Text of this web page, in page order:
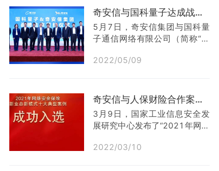
建设综合改革。项目内容1.网络
安全...
运营服务新生态。根据协议，双
方将整合自身优势资源，提升信
息化服务业务品质：在行业安全
服务方面，携手完成符合行业客
户需求的场景化解决方案，打造
形态；在产品与解决方案融合方
面，重...
奇安信与国科量子达成战略合作 探索量子技术与网络安全融合创新之路
5月7日，奇安信集团与国科量
子通信网络有限公司（简称“国
将围绕基于量子技术的网络安全
展深入合作，共同探索研究、推
进量子保密通信技术在关键行业
和领域的应用和发展。量子技术
和网络安全技术都是国家科技自
立自强的重要领域。奇安信与国
2022/05/09
奇安信与人保财险合作案例入选网络安全保险新业态新模式十大典型案例
3月9日，国家工业信息安全发
展研究中心发布了“2021年网络
案例”，由人保财险和奇安信申
2022/03/10